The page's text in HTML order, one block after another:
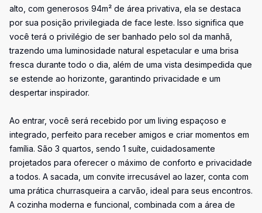
alto, com generosos 94m² de área privativa, ela se destaca
por sua posição privilegiada de face leste. Isso significa que
você terá o privilégio de ser banhado pelo sol da manhã,
trazendo uma luminosidade natural espetacular e uma brisa
fresca durante todo o dia, além de uma vista desimpedida que
se estende ao horizonte, garantindo privacidade e um
despertar inspirador.
Ao entrar, você será recebido por um living espaçoso e
integrado, perfeito para receber amigos e criar momentos em
família. São 3 quartos, sendo 1 suíte, cuidadosamente
projetados para oferecer o máximo de conforto e privacidade
a todos. A sacada, um convite irrecusável ao lazer, conta com
uma prática churrasqueira a carvão, ideal para seus encontros.
A cozinha moderna e funcional, combinada com a área de